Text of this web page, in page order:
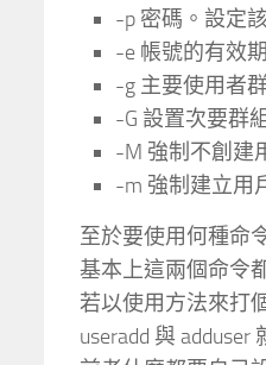
-p 密碼。設定
-e 帳號的有效
-g 主要使用者
-G 設置次要群
-M 強制不創建
-m 強制建立用
至於要使用何種命
基本上這兩個命令
若以使用方法來打
useradd 與 adduser